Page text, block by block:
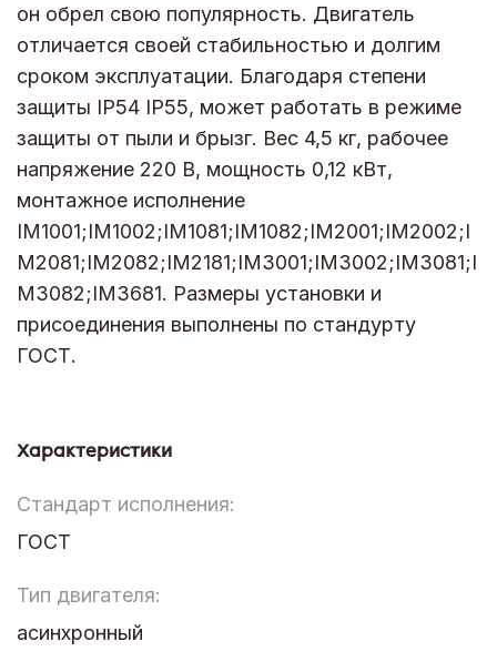
он обрел свою популярность. Двигатель
отличается своей стабильностью и долгим
сроком эксплуатации. Благодаря степени
защиты IP54 IP55, может работать в режиме
защиты от пыли и брызг. Вес 4,5 кг, рабочее
напряжение 220 В, мощность 0,12 кВт,
монтажное исполнение
IM1001;IM1002;IM1081;IM1082;IM2001;IM2002;I
M2081;IM2082;IM2181;IM3001;IM3002;IM3081;I
M3082;IM3681. Размеры установки и
присоединения выполнены по стандурту
ГОСТ.
Характеристики
Стандарт исполнения:
ГОСТ
Тип двигателя:
асинхронный